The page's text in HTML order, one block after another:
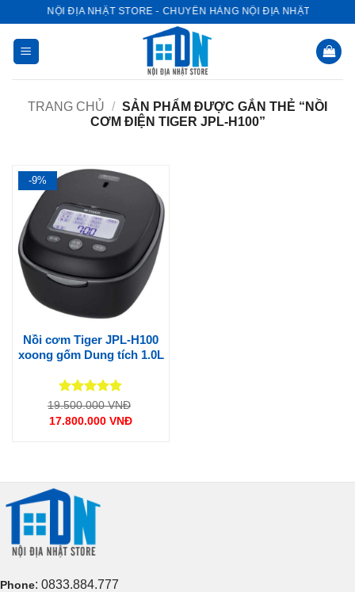
dung
NỘI ĐỊA NHẬT STORE - CHUYÊN HÀNG NỘI ĐỊA NHẬT
TRANG CHỦ / SẢN PHẨM ĐƯỢC GẮN THẺ “NỒI
CƠM ĐIỆN TIGER JPL-H100”
-9%
Nồi cơm Tiger JPL-H100
xoong gốm Dung tích 1.0L
Được xếp
hạng55
19.500.000VNĐ
17.800.000 VNĐ
Phone: 0833.884.777